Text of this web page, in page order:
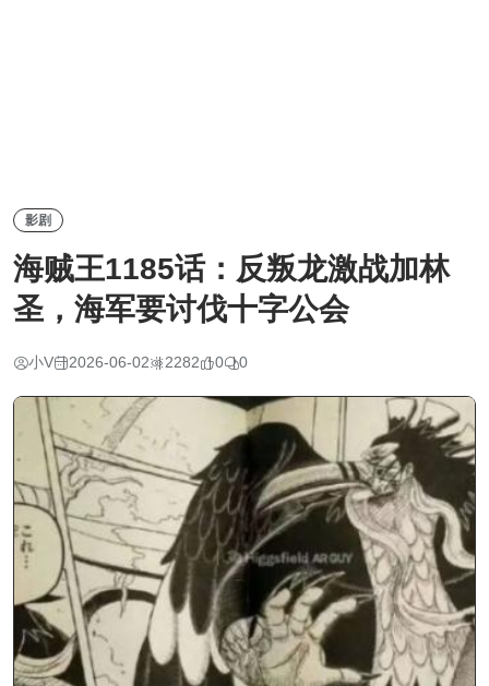
影剧
海贼王1185话：反叛龙激战加林
圣，海军要讨伐十字公会
小V 2026-06-02 2282 0 0